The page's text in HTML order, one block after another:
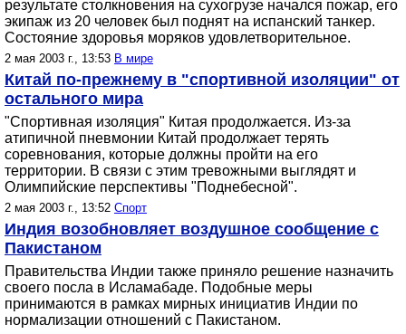
результате столкновения на сухогрузе начался пожар, его
экипаж из 20 человек был поднят на испанский танкер.
Состояние здоровья моряков удовлетворительное.
2 мая 2003 г., 13:53 В мире
Китай по-прежнему в "спортивной изоляции" от
остального мира
"Спортивная изоляция" Китая продолжается. Из-за
атипичной пневмонии Китай продолжает терять
соревнования, которые должны пройти на его
территории. В связи с этим тревожными выглядят и
Олимпийские перспективы "Поднебесной".
2 мая 2003 г., 13:52 Спорт
Индия возобновляет воздушное сообщение с
Пакистаном
Правительства Индии также приняло решение назначить
своего посла в Исламабаде. Подобные меры
принимаются в рамках мирных инициатив Индии по
нормализации отношений с Пакистаном.